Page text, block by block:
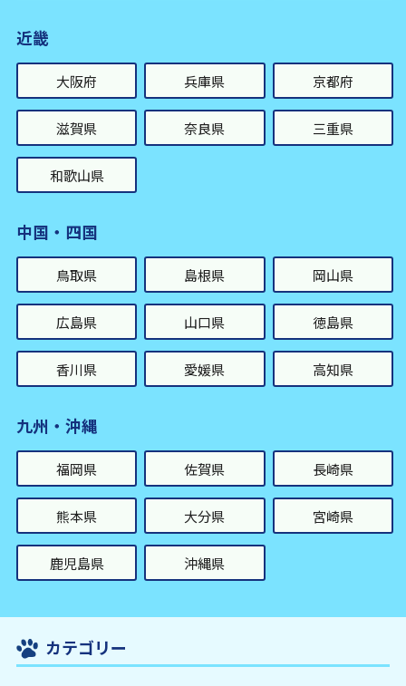
近畿
大阪府 兵庫県 京都府
滋賀県 奈良県 三重県
和歌山県
中国・四国
鳥取県 島根県 岡山県
広島県 山口県 徳島県
香川県 愛媛県 高知県
九州・沖縄
福岡県 佐賀県 長崎県
熊本県 大分県 宮崎県
鹿児島県 沖縄県
カテゴリー